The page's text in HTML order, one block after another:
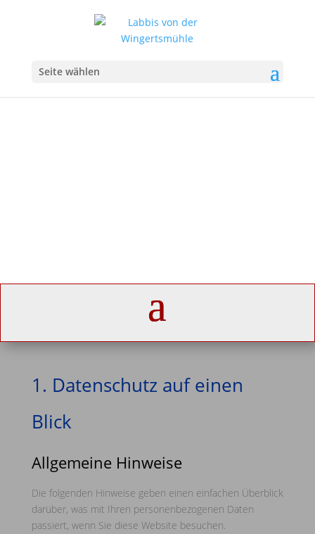
Seite wählen
1. Datenschutz auf einen
Blick
Allgemeine Hinweise
Die folgenden Hinweise geben einen einfachen Überblick
darüber, was mit Ihren personenbezogenen Daten
passiert, wenn Sie diese Website besuchen.